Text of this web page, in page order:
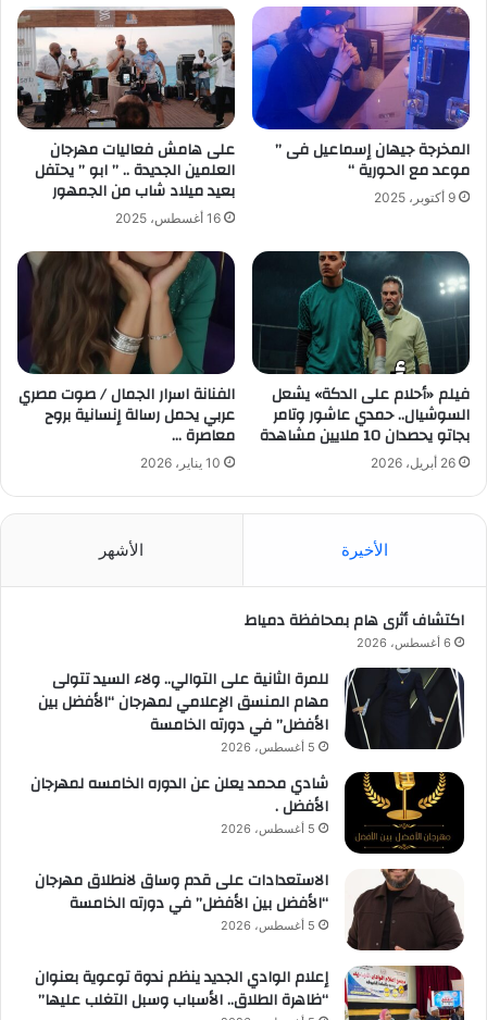
المخرجة جيهان إسماعيل فى ”
موعد مع الحورية “
9 أكتوبر، 2025
على هامش فعاليات مهرجان
العلمين الجديدة .. ” ابو ” يحتفل
بعيد ميلاد شاب من الجمهور
16 أغسطس، 2025
فيلم «أحلام على الدكة» يشعل
السوشيال.. حمدي عاشور وتامر
بجاتو يحصدان 10 ملايين مشاهدة
26 أبريل، 2026
الفنانة اسرار الجمال / صوت مصري
عربي يحمل رسالة إنسانية بروح
معاصرة …
10 يناير، 2026
الأخيرة الأشهر
اكتشاف أثرى هام بمحافظة دمياط
6 أغسطس، 2026
للمرة الثانية على التوالي.. ولاء السيد تتولى
مهام المنسق الإعلامي لمهرجان “الأفضل بين
الأفضل” في دورته الخامسة
5 أغسطس، 2026
شادي محمد يعلن عن الدوره الخامسه لمهرجان
الأفضل .
5 أغسطس، 2026
الاستعدادات على قدم وساق لانطلاق مهرجان
“الأفضل بين الأفضل” في دورته الخامسة
5 أغسطس، 2026
إعلام الوادي الجديد ينظم ندوة توعوية بعنوان
“ظاهرة الطلاق.. الأسباب وسبل التغلب عليها”